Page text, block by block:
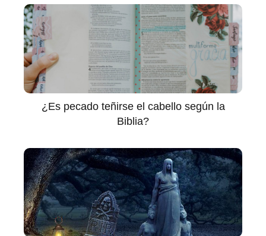
¿Es pecado teñirse el cabello según la
Biblia?